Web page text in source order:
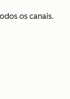
os canais.